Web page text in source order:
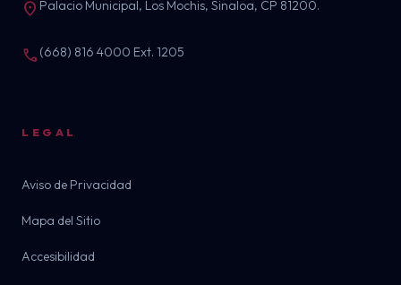
location_on Palacio Municipal, Los Mochis, Sinaloa, CP 81200.
call (668) 816 4000 Ext. 1205
LEGAL
Aviso de Privacidad
Mapa del Sitio
Accesibilidad